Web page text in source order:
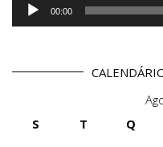
00:00
S
T Q